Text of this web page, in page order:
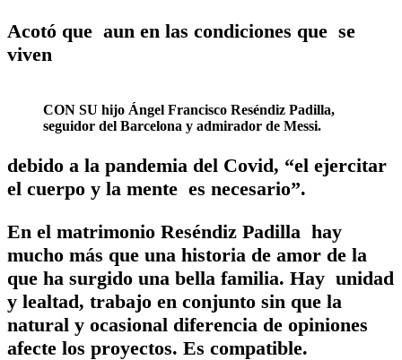
Acotó que aun en las condiciones que se
viven
CON SU hijo Ángel Francisco Reséndiz Padilla,
seguidor del Barcelona y admirador de Messi.
debido a la pandemia del Covid, “el ejercitar
el cuerpo y la mente es necesario”.
En el matrimonio Reséndiz Padilla hay
mucho más que una historia de amor de la
que ha surgido una bella familia. Hay unidad
y lealtad, trabajo en conjunto sin que la
natural y ocasional diferencia de opiniones
afecte los proyectos. Es compatible.